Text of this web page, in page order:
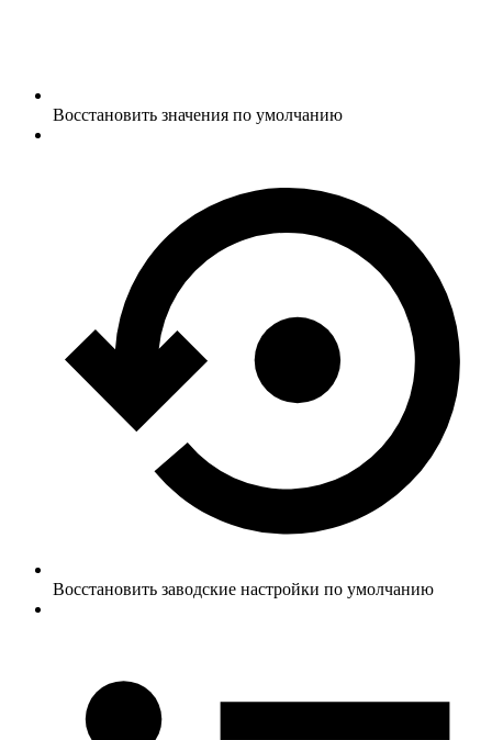
Восстановить значения по умолчанию
Восстановить заводские настройки по умолчанию